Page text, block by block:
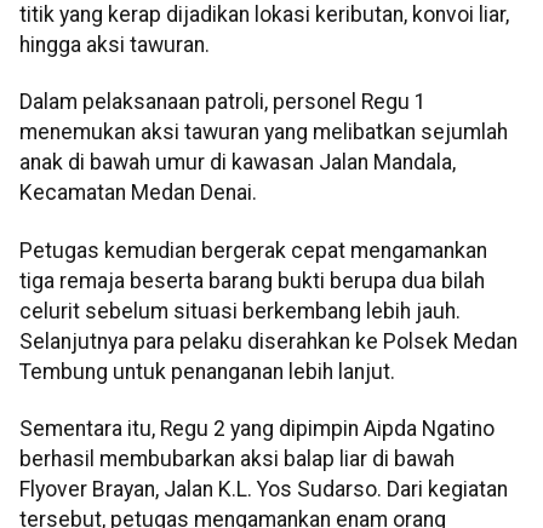
titik yang kerap dijadikan lokasi keributan, konvoi liar,
hingga aksi tawuran.
Dalam pelaksanaan patroli, personel Regu 1
menemukan aksi tawuran yang melibatkan sejumlah
anak di bawah umur di kawasan Jalan Mandala,
Kecamatan Medan Denai.
Petugas kemudian bergerak cepat mengamankan
tiga remaja beserta barang bukti berupa dua bilah
celurit sebelum situasi berkembang lebih jauh.
Selanjutnya para pelaku diserahkan ke Polsek Medan
Tembung untuk penanganan lebih lanjut.
Sementara itu, Regu 2 yang dipimpin Aipda Ngatino
berhasil membubarkan aksi balap liar di bawah
Flyover Brayan, Jalan K.L. Yos Sudarso. Dari kegiatan
tersebut, petugas mengamankan enam orang